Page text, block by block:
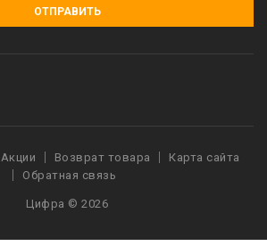
ОТПРАВИТЬ
Акции Возврат товара
Карта сайта
Обратная связь
Цифра © 2026